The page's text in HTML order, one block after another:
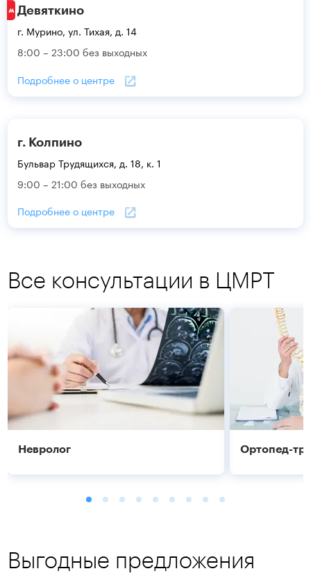
Девяткино
г. Мурино, ул. Тихая, д. 14
8:00 – 23:00 без выходных
Подробнее о центре
г. Колпино
Бульвар Трудящихся, д. 18, к. 1
9:00 – 21:00 без выходных
Подробнее о центре
Все консультации в ЦМРТ
Невролог Ортопед-
Выгодные предложения